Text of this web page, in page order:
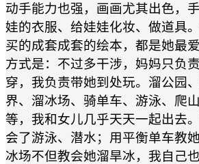
动手能力也强，画画尤其出色，
娃的衣服、给娃娃化妆、做道具
买的成套成套的绘本，都是她最
方式是：不过多干涉，妈妈只负
穿，我负责带她到处玩。溜公园
界、溜冰场、骑单车、游泳、爬
等，我和女儿几乎天天一起出去
会了游泳、潜水；用平衡单车教
冰场不但教会她溜旱冰，我自己